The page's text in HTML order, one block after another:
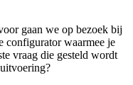
gaan we op bezoek bij
configurator waarmee je
vraag die gesteld wordt